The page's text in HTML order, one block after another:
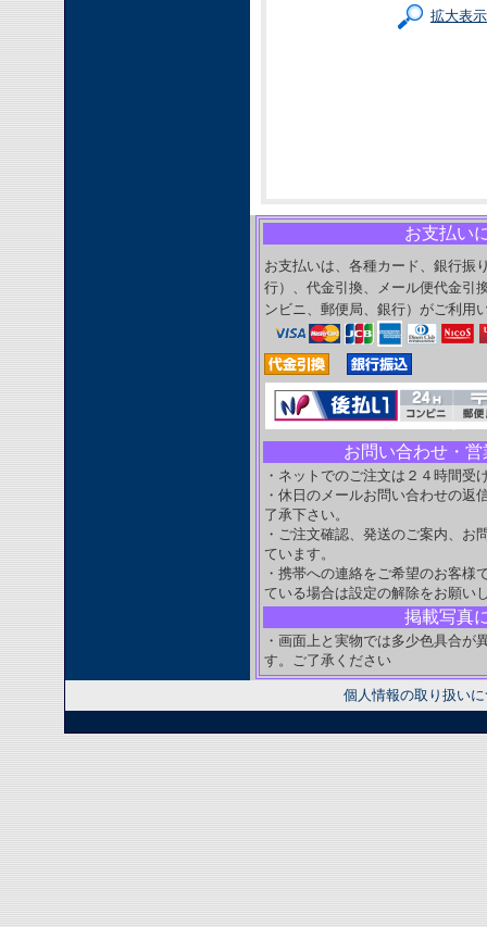
拡大表示
お支払い
お支払いは、各種カード、銀行振
行）、代金引換、メール便代金引
ンビニ、郵便局、銀行）がご利
お問い合わせ・
・ネットでのご注文は２４時間受
・休日のメールお問い合わせの返
了承下さい。
・ご注文確認、発送のご案内、お
ています。
・携帯への連絡をご希望のお客
ている場合は設定の解除をお願い
掲載写真
・画面上と実物では多少色具合が
す。ご了承ください
個人情報の取り扱い